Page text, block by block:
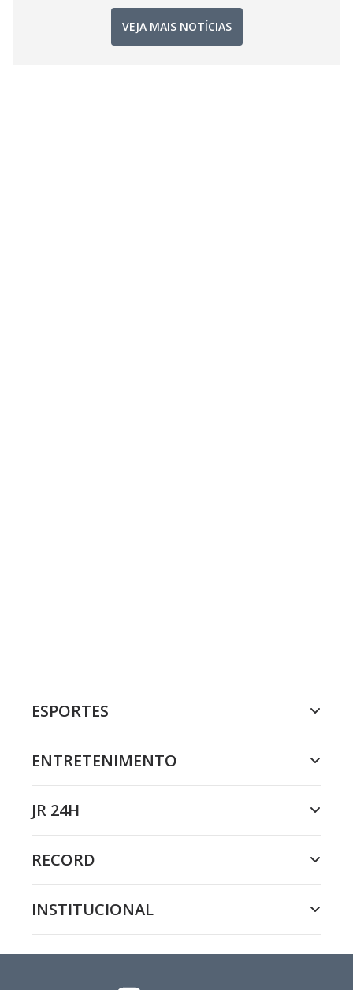
VEJA MAIS NOTÍCIAS
ESPORTES
ENTRETENIMENTO
JR 24H
RECORD
INSTITUCIONAL